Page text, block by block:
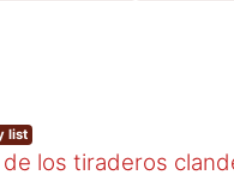
list
de los tiraderos